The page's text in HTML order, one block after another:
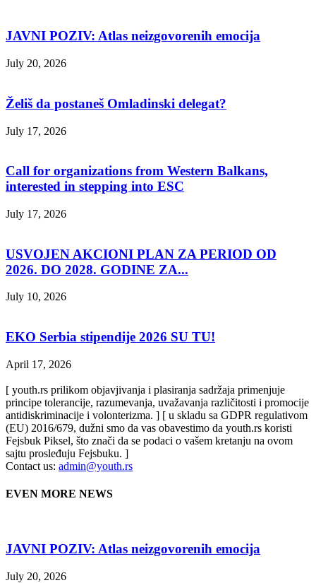
JAVNI POZIV: Atlas neizgovorenih emocija
July 20, 2026
Želiš da postaneš Omladinski delegat?
July 17, 2026
Call for organizations from Western Balkans,
interested in stepping into ESC
July 17, 2026
USVOJEN AKCIONI PLAN ZA PERIOD OD
2026. DO 2028. GODINE ZA...
July 10, 2026
EKO Serbia stipendije 2026 SU TU!
April 17, 2026
[ youth.rs prilikom objavjivanja i plasiranja sadržaja primenjuje
principe tolerancije, razumevanja, uvažavanja različitosti i promocije
antidiskriminacije i volonterizma. ] [ u skladu sa GDPR regulativom
(EU) 2016/679, dužni smo da vas obavestimo da youth.rs koristi
Fejsbuk Piksel, što znači da se podaci o vašem kretanju na ovom
sajtu prosleđuju Fejsbuku. ]
Contact us: admin@youth.rs
EVEN MORE NEWS
JAVNI POZIV: Atlas neizgovorenih emocija
July 20, 2026